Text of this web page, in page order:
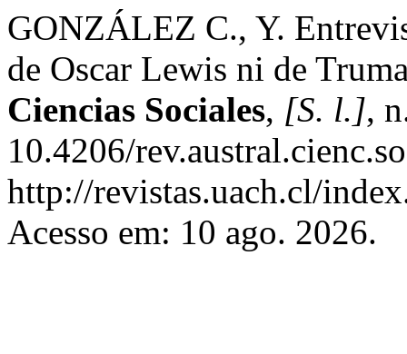
GONZÁLEZ C., Y.
de Oscar Lewis ni de
Ciencias Sociales, [S. l.],
10.4206/
http://revistas.uach.cl/
Acesso em: 10 ago. 2026.